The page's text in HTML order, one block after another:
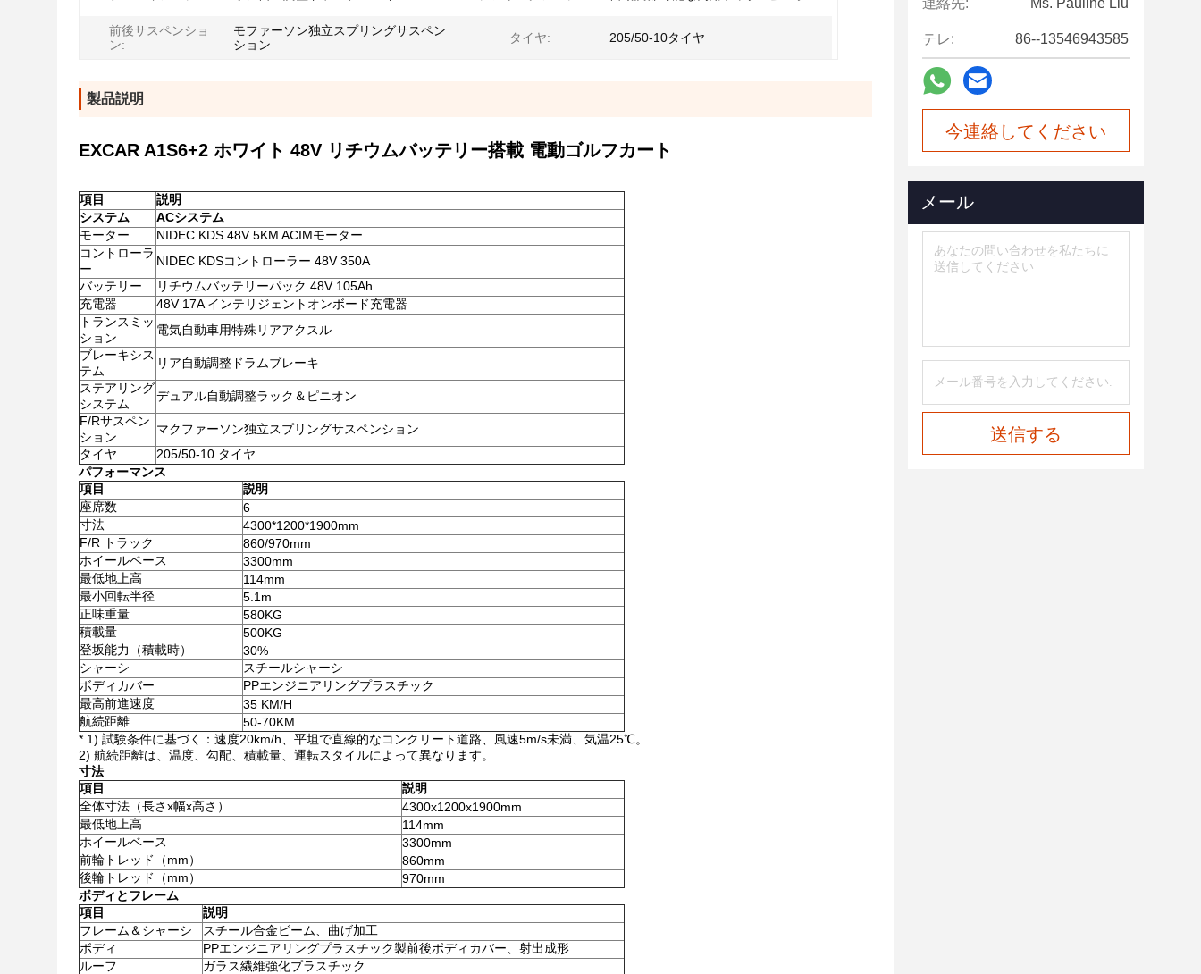
前後サスペンショ
ン:
モファーソン独立スプリングサスペン
ション
タイヤ: 205/50-10タイヤ
製品説明
EXCAR A1S6+2 ホワイト 48V リチウムバッテリー搭載 電動ゴルフカート
項目
説明
システム
ACシステム
モーター
NIDEC KDS 48V 5KM ACIMモーター
コントローラ
ー
NIDEC KDSコントローラー 48V 350A
バッテリー
リチウムバッテリーパック 48V 105Ah
充電器
48V 17A インテリジェントオンボード充電器
トランスミッ
ション
電気自動車用特殊リアアクスル
ブレーキシス
テム
リア自動調整ドラムブレーキ
ステアリング
システム
デュアル自動調整ラック＆ピニオン
F/Rサスペン
ション
マクファーソン独立スプリングサスペンション
タイヤ
205/50-10 タイヤ
パフォーマンス
項目
説明
座席数
6
寸法
4300*1200*1900mm
F/R トラック
860/970mm
ホイールベース
3300mm
最低地上高
114mm
最小回転半径
5.1m
正味重量
580KG
積載量
500KG
登坂能力（積載時）
30%
シャーシ
スチールシャーシ
ボディカバー
PPエンジニアリングプラスチック
最高前進速度
35 KM/H
航続距離
50-70KM
* 1) 試験条件に基づく：速度20km/h、平坦で直線的なコンクリート道路、風速5m/s未満、気温25℃。
2) 航続距離は、温度、勾配、積載量、運転スタイルによって異なります。
寸法
項目
説明
全体寸法（長さx幅x高さ）
4300x1200x1900mm
最低地上高
114mm
ホイールベース
3300mm
前輪トレッド（mm）
860mm
後輪トレッド（mm）
970mm
ボディとフレーム
項目
説明
フレーム＆シャーシ
スチール合金ビーム、曲げ加工
ボディ
PPエンジニアリングプラスチック製前後ボディカバー、射出成形
ルーフ
ガラス繊維強化プラスチック
連絡先: Ms. Pauline Liu
テレ: 86--13546943585
今連絡してください
メール
送信する